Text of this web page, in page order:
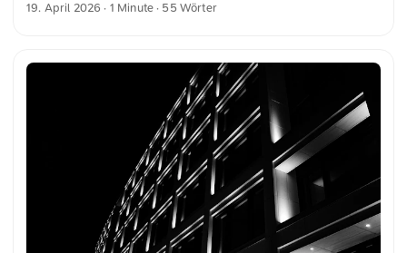
lebendigen Blüten kontrastieren eindrucksvoll mit dem Grün
und in voller Auflösung auf unsplash.com runterladen. Hier
19. April 2026 · 1 Minute · 55 Wörter